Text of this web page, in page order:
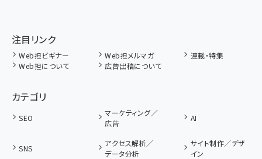
注目リンク
Web担ビギナー Web担メルマガ
連載・特集
Web担について
広告出稿について
カテゴリ
SEO
マーケティング／
広告
AI
SNS
アクセス解析／
データ分析
サイト制作／デザ
イン